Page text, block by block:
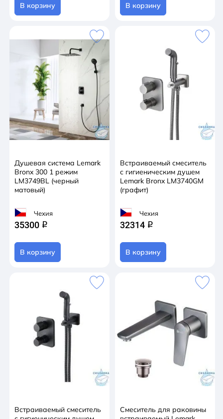
В корзину В корзину
Душевая система Lemark
Bronx 300 1 режим
LM3749BL (черный
матовый)
Чехия
35300 q
В корзину
Встраиваемый смеситель
с гигиеническим душем
Lemark Bronx LM3740GM
(графит)
Чехия
32314 q
В корзину
Встраиваемый смеситель
Смеситель для раковины